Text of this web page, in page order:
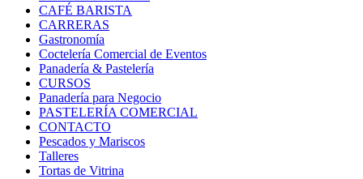
CAFÉ BARISTA
CARRERAS
Gastronomía
Coctelería Comercial de Eventos
Panadería & Pastelería
CURSOS
Panadería para Negocio
PASTELERÍA COMERCIAL
CONTACTO
Pescados y Mariscos
Talleres
Tortas de Vitrina